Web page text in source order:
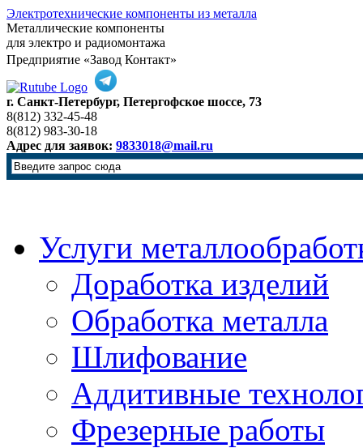
Электротехнические компоненты из металла
Металлические компоненты
для электро и радиомонтажа
Предприятие «Завод Контакт»
г. Санкт-Петербург, Петергофское шоссе, 73
8(812) 332-45-48
8(812) 983-30-18
Адрес для заявок: 9833018@mail.ru
Услуги
Доработка изделий
Обработка металла
Шлифование
Аддитивные
Фрезерные работы